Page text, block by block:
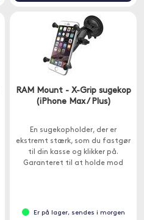
RAM Mount - X-Grip sugekop
(iPhone Max / Plus)
En sugekopholder, der er
ekstremt stærk, som du fastgør
til din kasse og klikker på.
Garanteret til at holde mod
Er på lager, sendes i morgen